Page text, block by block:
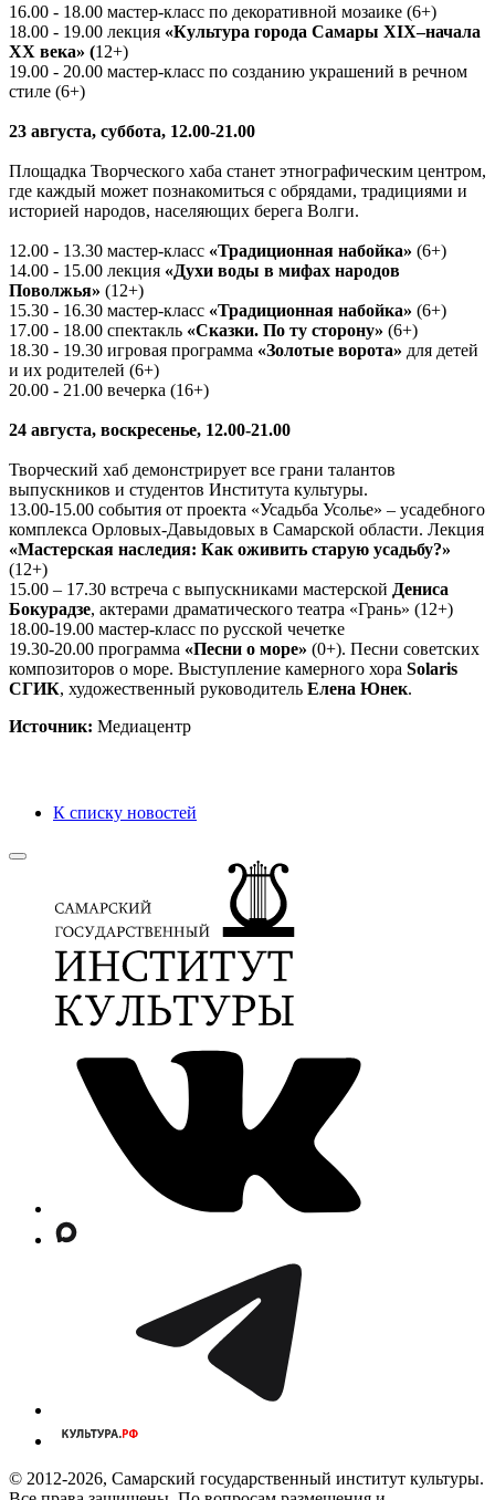
16.00 - 18.00 мастер-класс по декоративной мозаике (6+)
18.00 - 19.00 лекция «Культура города Самары XIX–начала
XX века» (12+)
19.00 - 20.00 мастер-класс по созданию украшений в речном
стиле (6+)
23 августа, суббота, 12.00-21.00
Площадка Творческого хаба станет этнографическим центром,
где каждый может познакомиться с обрядами, традициями и
историей народов, населяющих берега Волги.
12.00 - 13.30 мастер-класс «Традиционная набойка» (6+)
14.00 - 15.00 лекция «Духи воды в мифах народов
Поволжья» (12+)
15.30 - 16.30 мастер-класс «Традиционная набойка» (6+)
17.00 - 18.00 спектакль «Сказки. По ту сторону» (6+)
18.30 - 19.30 игровая программа «Золотые ворота» для детей
и их родителей (6+)
20.00 - 21.00 вечерка (16+)
24 августа, воскресенье, 12.00-21.00
Творческий хаб демонстрирует все грани талантов
выпускников и студентов Института культуры.
13.00-15.00 события от проекта «Усадьба Усолье» – усадебного
комплекса Орловых-Давыдовых в Самарской области. Лекция
«Мастерская наследия: Как оживить старую усадьбу?»
(12+)
15.00 – 17.30 встреча с выпускниками мастерской Дениса
Бокурадзе, актерами драматического театра «Грань» (12+)
18.00-19.00 мастер-класс по русской чечетке
19.30-20.00 программа «Песни о море» (0+). Песни советских
композиторов о море. Выступление камерного хора Solaris
СГИК, художественный руководитель Елена Юнек.
Источник: Медиацентр
К списку новостей
© 2012-2026, Самарский государственный институт культуры.